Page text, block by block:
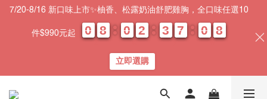
7/20-8/16 新口味上市✨柚香、松露奶油舒肥雞胸，全口味任選10
件$990元起 0
0
0
0 8
8
8
8 0
0
0
0 2
2
2
2 3
3
3
3 7
7
7
7 0
0
0
0 0
0
8
8
8
8
立即選購